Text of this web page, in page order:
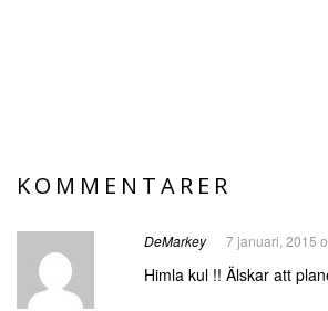
KOMMENTARER
DeMarkey 7 januari, 2015
Himla kul !! Älskar att